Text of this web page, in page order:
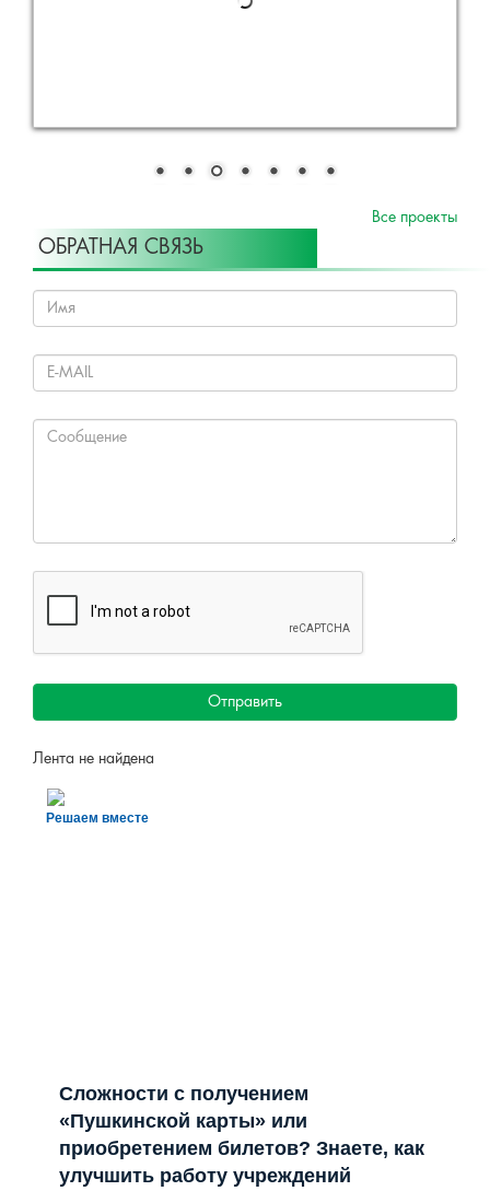
Все проекты
ОБРАТНАЯ СВЯЗЬ
Отправить
Лента не найдена
Решаем вместе
Сложности с получением
«Пушкинской карты» или
приобретением билетов? Знаете, как
улучшить работу учреждений